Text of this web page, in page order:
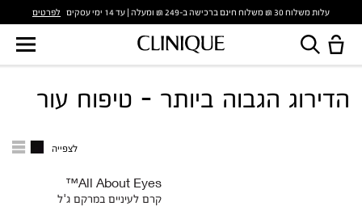
עלות משלוח 30 ₪ משלוח חינם ברכישה ב-249 ₪ ומעלה | עד 14 ימי עסקים לפרטים
הדירוג הגבוה ביותר - טיפוח עור
לצפייה
All About Eyes™
קרם לעיניים במרקם ג'ל